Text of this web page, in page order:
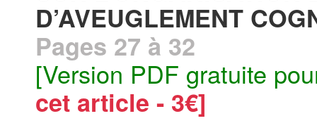
D’AVEUGLEMENT
Pages 27 à 32
[Version PDF gratuite
cet article - 3€]